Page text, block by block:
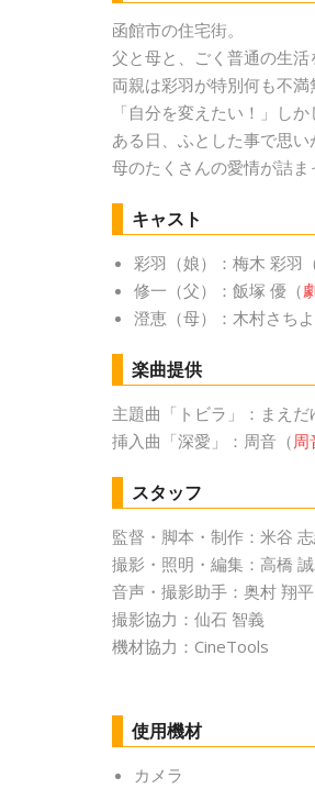
函館市の住宅街。
父と母と、ごく普通の生活
両親は彩羽が特別何も不
「自分を変えたい！」し
ある日、ふとした事で思
母のたくさんの愛情が詰ま
キャスト
彩羽（娘）：梅木 彩羽
修一（父）：飯塚 優（
澄恵（母）：木村さち
楽曲提供
主題曲「トビラ」：まえだ
挿入曲「深愛」：周音（
スタッフ
監督・脚本・制作：米谷
撮影・照明・編集：高橋
音声・撮影助手：奥村 翔平
撮影協力：仙石 智義
機材協力：CineTools
使用機材
カメラ